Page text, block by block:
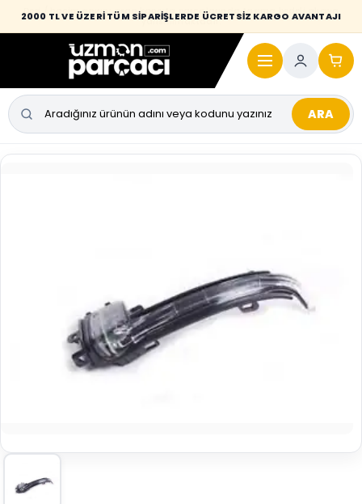
2000 TL VE ÜZERİ TÜM SİPARİŞLERDE ÜCRETSİZ KARGO AVANTAJI
Desi / hacim sınırını aşan kaporta parçalarında taşıma bedeli alıcıya
yansıtılmaktadır.
ARA